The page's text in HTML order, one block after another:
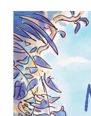
CONTACT